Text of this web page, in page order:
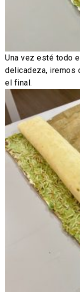
Una vez esté todo
delicadeza, iremos
el final.